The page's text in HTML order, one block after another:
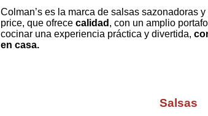
Colman’s es la marca de salsas sazonadoras
price, que ofrece calidad , con un amplio
cocinar una experiencia práctica y divertida,
en casa.
Salsas